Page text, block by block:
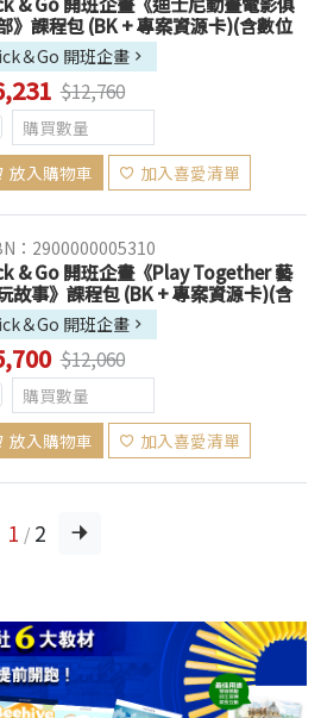
》課程包 (BK + 專案資源卡)(含數位
，售出恕不退換)
＆Go 開班企畫
$12,760
放入購物車 加入喜愛清單
：2900000005310
& Go 開班企畫《Play Together 藝
故事》課程包 (BK + 專案資源卡)(含
資源，售出恕不退換)
＆Go 開班企畫
$12,060
放入購物車 加入喜愛清單
1 / 2